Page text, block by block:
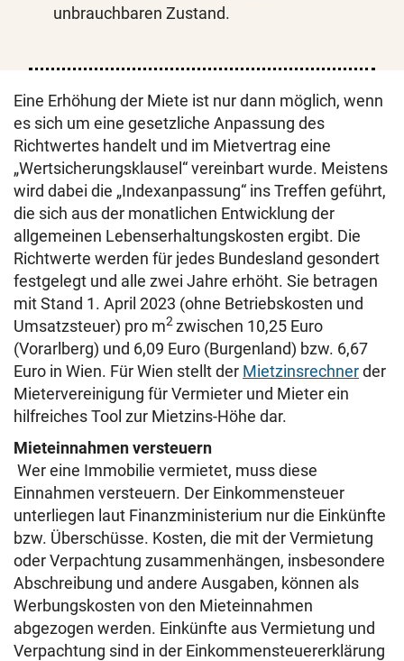
unbrauchbaren Zustand.
Eine Erhöhung der Miete ist nur dann möglich, wenn
es sich um eine gesetzliche Anpassung des
Richtwertes handelt und im Mietvertrag eine
„Wertsicherungsklausel“ vereinbart wurde. Meistens
wird dabei die „Indexanpassung“ ins Treffen geführt,
die sich aus der monatlichen Entwicklung der
allgemeinen Lebenserhaltungskosten ergibt. Die
Richtwerte werden für jedes Bundesland gesondert
festgelegt und alle zwei Jahre erhöht. Sie betragen
mit Stand 1. April 2023 (ohne Betriebskosten und
Umsatzsteuer) pro m2zwischen 10,25 Euro
(Vorarlberg) und 6,09 Euro (Burgenland) bzw. 6,67
Euro in Wien. Für Wien stellt der Mietzinsrechnerder
Mietervereinigung für Vermieter und Mieter ein
hilfreiches Tool zur Mietzins-Höhe dar.
Mieteinnahmen versteuern
Wer eine Immobilie vermietet, muss diese
Einnahmen versteuern. Der Einkommensteuer
unterliegen laut Finanzministerium nur die Einkünfte
bzw. Überschüsse. Kosten, die mit der Vermietung
oder Verpachtung zusammenhängen, insbesondere
Abschreibung und andere Ausgaben, können als
Werbungskosten von den Mieteinnahmen
abgezogen werden. Einkünfte aus Vermietung und
Verpachtung sind in der Einkommensteuererklärung